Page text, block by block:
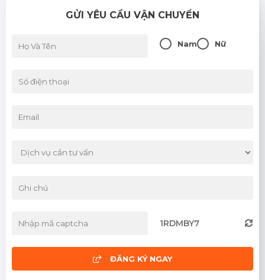
Sơn La
Thái Nguyên
Tuyên Quang
Bình Thuận
GỬI YÊU CẦU VẬN CHUYỂN
Nam Nữ
1RDMBY7
ĐĂNG KÝ NGAY